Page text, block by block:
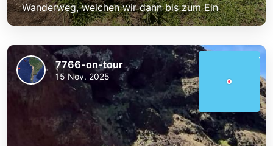
Wanderweg, welchen wir dann bis zum Ein
7766-on-tour
15 Nov. 2025